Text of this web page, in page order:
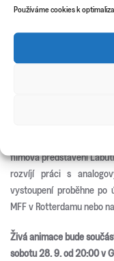
Používáme cookies k
rekonstruuje tento
neustále proměňují, a
podstatu. Vytváří
válečného stroje divák
vnímání. Tento vjem
útočících stíhačů.
filmová představení
rozvíjí práci s
vystoupení proběhne po
MFF v Rotterdamu nebo
Živá animace bude
sobotu 28. 9. od 20:00 v